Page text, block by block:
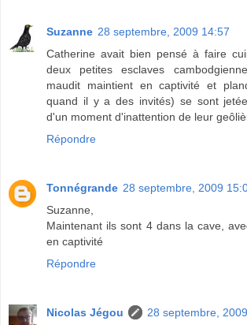
Suzanne 28 septembre, 2009 14:57
Catherine avait bien pensé à faire
deux petites esclaves
maudit maintient en captivité et
quand il y a des invités) se sont
d'un moment d'inattention de leur
Répondre
Tonnégrande 28 septembre, 2009
Suzanne,
Maintenant ils sont 4 dans la cave,
en captivité
Répondre
Nicolas Jégou
28 septembre,